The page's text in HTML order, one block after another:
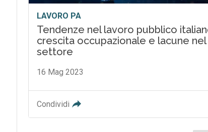
LAVORO PA
Tendenze nel lavoro pubblico
crescita occupazionale e lacune nel
settore
16 Mag 2023
Condividi